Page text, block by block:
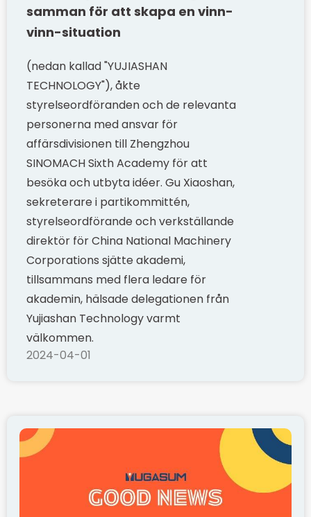
samman för att skapa en vinn-
vinn-situation
(nedan kallad "YUJIASHAN
TECHNOLOGY"), åkte
styrelseordföranden och de relevanta
personerna med ansvar för
affärsdivisionen till Zhengzhou
SINOMACH Sixth Academy för att
besöka och utbyta idéer. Gu Xiaoshan,
sekreterare i partikommittén,
styrelseordförande och verkställande
direktör för China National Machinery
Corporations sjätte akademi,
tillsammans med flera ledare för
akademin, hälsade delegationen från
Yujiashan Technology varmt
välkommen.
2024-04-01